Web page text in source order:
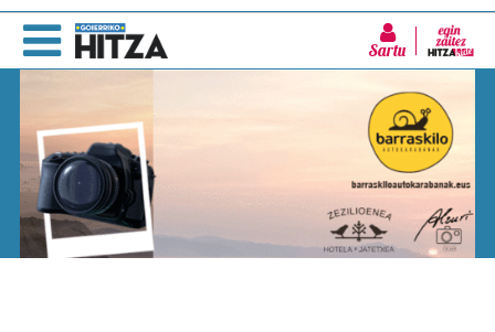
Sartu